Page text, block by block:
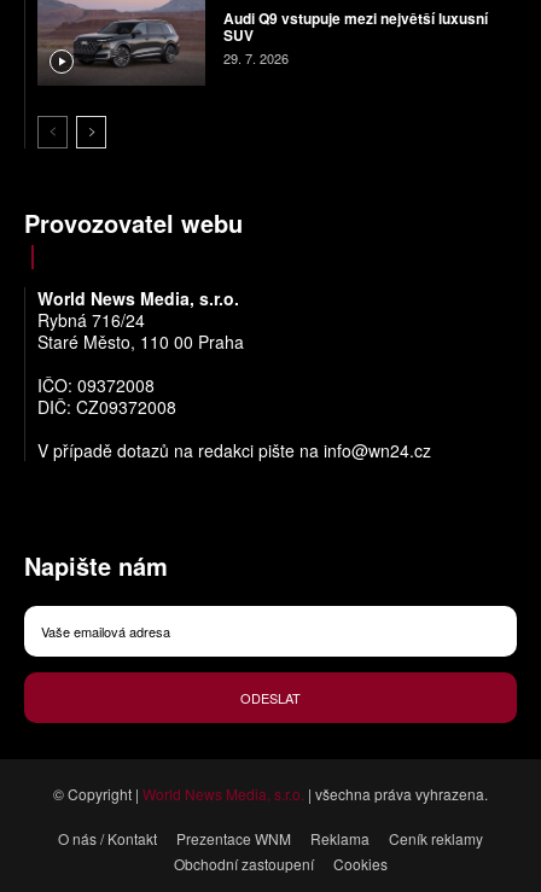
Audi Q9 vstupuje mezi největší luxusní
SUV
29. 7. 2026
Provozovatel webu
World News Media, s.r.o.
Rybná 716/24
Staré Město, 110 00 Praha
IČO: 09372008
DIČ: CZ09372008
V případě dotazů na redakci pište na info@wn24.cz
Napište nám
ODESLAT
© Copyright | World News Media, s.r.o. | všechna práva vyhrazena.
O nás / Kontakt Prezentace WNM Reklama
Ceník reklamy
Obchodní zastoupení
Cookies